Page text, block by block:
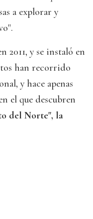
a explorar y
2011, y se instaló en
han recorrido
y hace apenas
el que descubren
del Norte", la